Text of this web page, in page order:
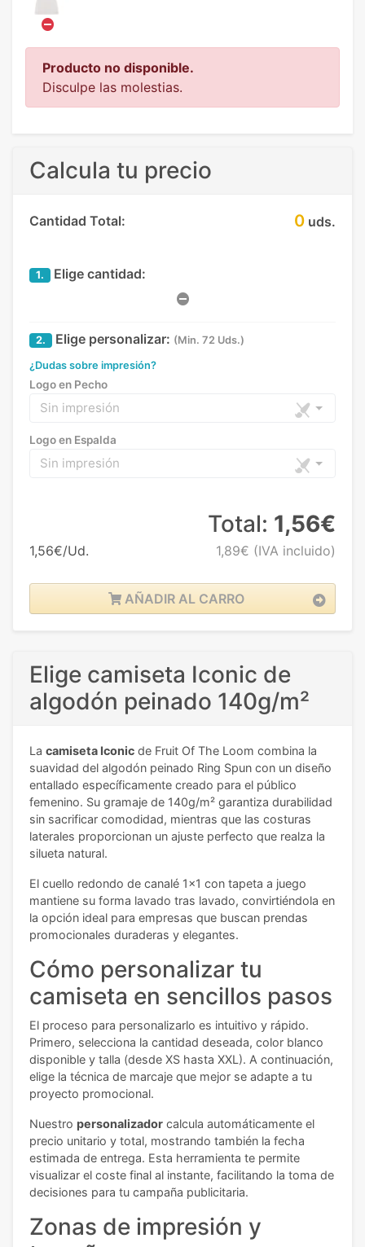
Producto no disponible.
Disculpe las molestias.
Calcula tu precio
Cantidad Total: 0 uds.
1. Elige cantidad:
2. Elige personalizar: (Min. 72 Uds.)
¿Dudas sobre impresión?
Logo en Pecho
Sin impresión
Logo en Espalda
Sin impresión
1,56€/Ud.
Total: 1,56€
1,89€ (IVA incluido)
AÑADIR AL CARRO
Elige camiseta Iconic de
algodón peinado 140g/m²
La camiseta Iconic de Fruit Of The Loom combina la
suavidad del algodón peinado Ring Spun con un diseño
entallado específicamente creado para el público
femenino. Su gramaje de 140g/m² garantiza durabilidad
sin sacrificar comodidad, mientras que las costuras
laterales proporcionan un ajuste perfecto que realza la
silueta natural.
El cuello redondo de canalé 1x1 con tapeta a juego
mantiene su forma lavado tras lavado, convirtiéndola en
la opción ideal para empresas que buscan prendas
promocionales duraderas y elegantes.
Cómo personalizar tu
camiseta en sencillos pasos
El proceso para personalizarlo es intuitivo y rápido.
Primero, selecciona la cantidad deseada, color blanco
disponible y talla (desde XS hasta XXL). A continuación,
elige la técnica de marcaje que mejor se adapte a tu
proyecto promocional.
Nuestro personalizador calcula automáticamente el
precio unitario y total, mostrando también la fecha
estimada de entrega. Esta herramienta te permite
visualizar el coste final al instante, facilitando la toma de
decisiones para tu campaña publicitaria.
Zonas de impresión y